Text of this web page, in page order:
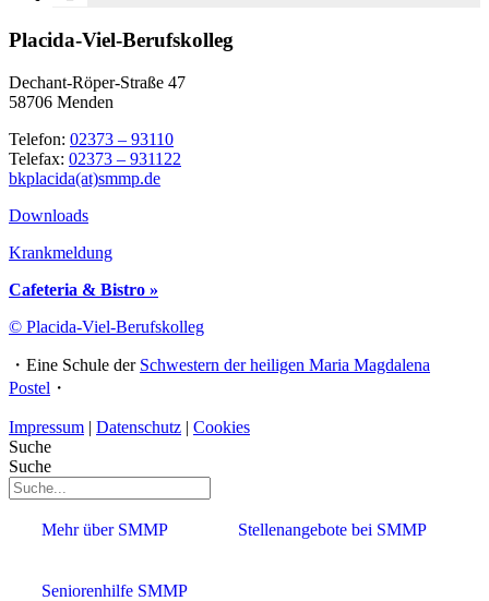
Placida-Viel-Berufskolleg
Dechant-Röper-Straße 47
58706 Menden
Telefon: 02373 – 93110
Telefax: 02373 – 931122
bkplacida(at)smmp.de
Downloads
Krankmeldung
Cafeteria & Bistro »
© Placida-Viel-Berufskolleg
・Eine Schule der Schwestern der heiligen Maria Magdalena
Postel ・
Impressum | Datenschutz | Cookies
Suche
Suche
Mehr über SMMP Stellenangebote bei SMMP
Seniorenhilfe SMMP